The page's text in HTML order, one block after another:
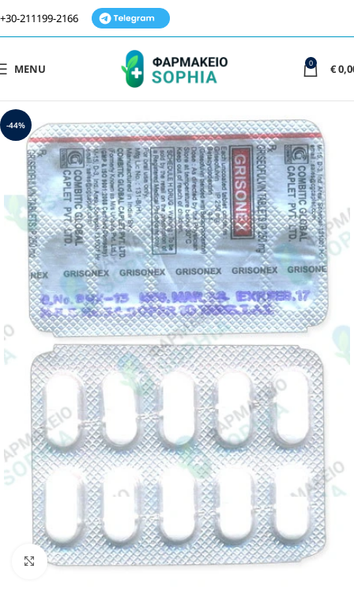
+30-211199-2166
MENU 0 €
-44%
Click to enlarge